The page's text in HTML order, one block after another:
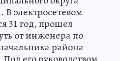
В электросетевом
31 год, прошел
от инженера по
района